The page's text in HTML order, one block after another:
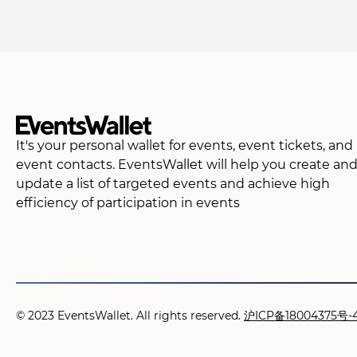
It's your personal wallet for events, event tickets, and
event contacts. EventsWallet will help you create and
update a list of targeted events and achieve high
efficiency of participation in events
© 2023 EventsWallet. All rights reserved. 沪ICP备18004375号-